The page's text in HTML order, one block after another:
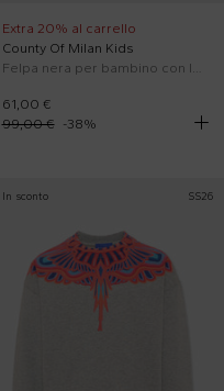
Extra 20% al carrello
County Of Milan Kids
Felpa nera per bambino con lince
61,00 €
99,00 €
-38%
In sconto SS26